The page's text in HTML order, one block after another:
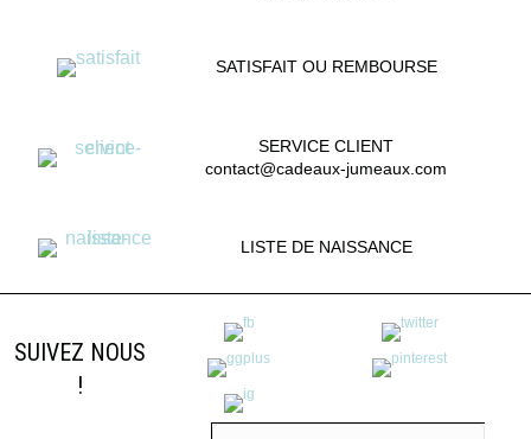
SATISFAIT OU REMBOURSE
SERVICE CLIENT
contact@cadeaux-jumeaux.com
LISTE DE NAISSANCE
SUIVEZ NOUS
!